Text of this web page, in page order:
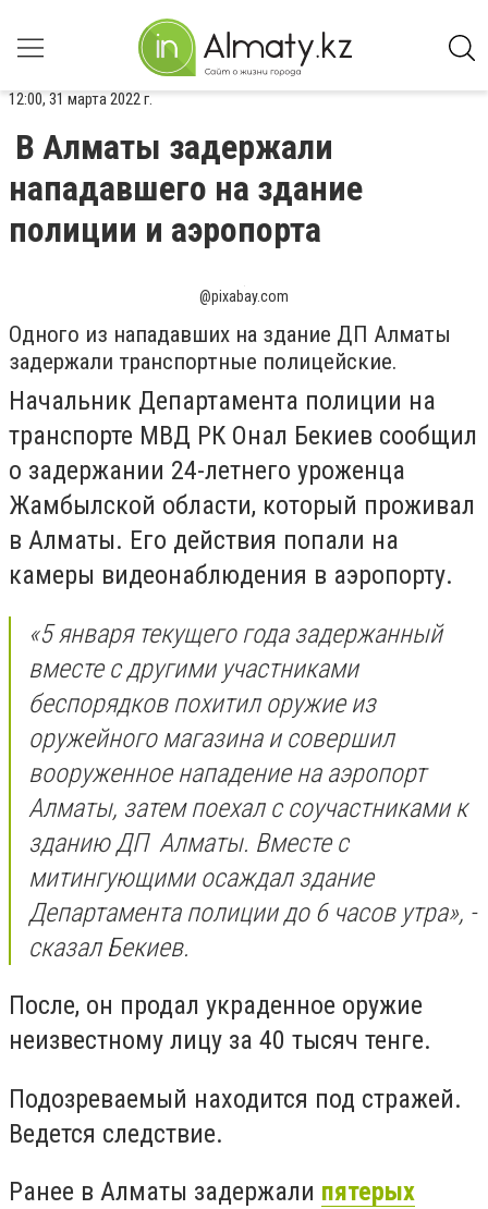
12:00, 31 марта 2022 г.
В Алматы задержали
нападавшего на здание
полиции и аэропорта
@pixabay.com
Одного из нападавших на здание ДП Алматы
задержали транспортные полицейские.
Начальник Департамента полиции на
транспорте МВД РК Онал Бекиев сообщил
о задержании 24-летнего уроженца
Жамбылской области, который проживал
в Алматы. Его действия попали на
камеры видеонаблюдения в аэропорту.
«5 января текущего года задержанный
вместе с другими участниками
беспорядков похитил оружие из
оружейного магазина и совершил
вооруженное нападение на аэропорт
Алматы, затем поехал с соучастниками к
зданию ДП Алматы. Вместе с
митингующими осаждал здание
Департамента полиции до 6 часов утра», -
сказал Бекиев.
После, он продал украденное оружие
неизвестному лицу за 40 тысяч тенге.
Подозреваемый находится под стражей.
Ведется следствие.
Ранее в Алматы задержали пятерых